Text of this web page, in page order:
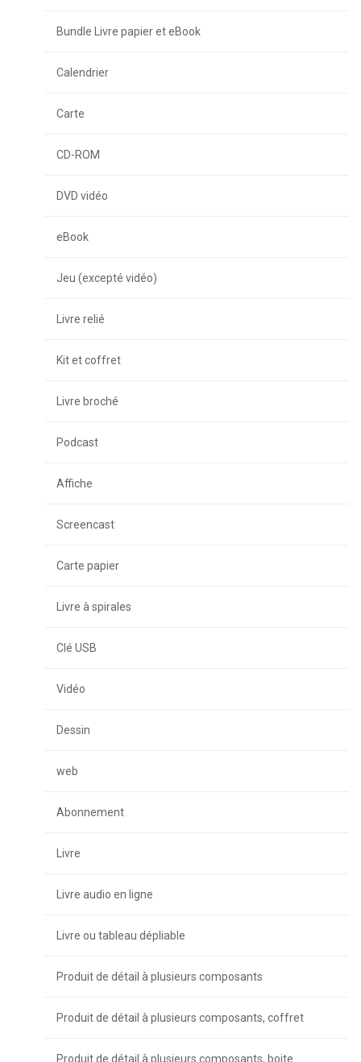
Bundle Livre papier et eBook
Calendrier
Carte
CD-ROM
DVD vidéo
eBook
Jeu (excepté vidéo)
Livre relié
Kit et coffret
Livre broché
Podcast
Affiche
Screencast
Carte papier
Livre à spirales
Clé USB
Vidéo
Dessin
web
Abonnement
Livre
Livre audio en ligne
Livre ou tableau dépliable
Produit de détail à plusieurs composants
Produit de détail à plusieurs composants, coffret
Produit de détail à plusieurs composants, boite